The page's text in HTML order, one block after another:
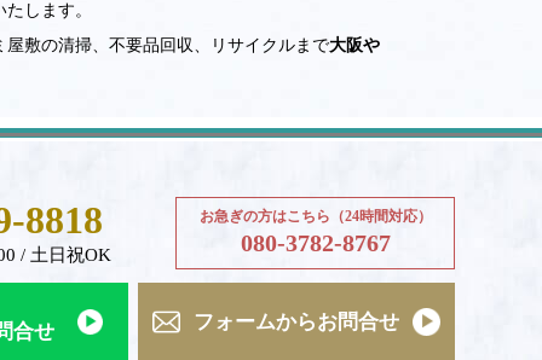
します。
敷の清掃、不要品回収、リサイクルまで大阪や
8818
/ 土日祝OK
お急ぎの方はこちら（24時間対応）
080-3782-8767
合せ フォームからお問合せ